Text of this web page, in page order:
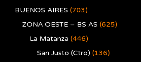
BUENOS AIRES (703)
ZONA OESTE – BS AS (625)
La Matanza (446)
San Justo (Ctro) (136)